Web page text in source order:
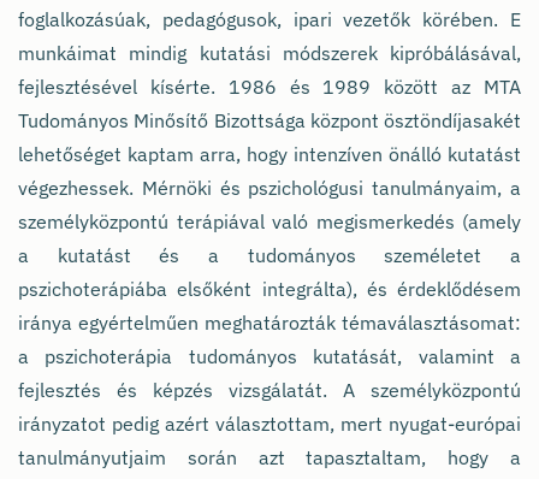
foglalkozásúak, pedagógusok, ipari vezetők körében. E
munkáimat mindig kutatási módszerek kipróbálásával,
fejlesztésével kísérte. 1986 és 1989 között az MTA
Tudományos Minősítő Bizottsága központ ösztöndíjasakét
lehetőséget kaptam arra, hogy intenzíven önálló kutatást
végezhessek. Mérnöki és pszichológusi tanulmányaim, a
személyközpontú terápiával való megismerkedés (amely
a kutatást és a tudományos személetet a
pszichoterápiába elsőként integrálta), és érdeklődésem
iránya egyértelműen meghatározták témaválasztásomat:
a pszichoterápia tudományos kutatását, valamint a
fejlesztés és képzés vizsgálatát. A személyközpontú
irányzatot pedig azért választottam, mert nyugat-európai
tanulmányutjaim során azt tapasztaltam, hogy a